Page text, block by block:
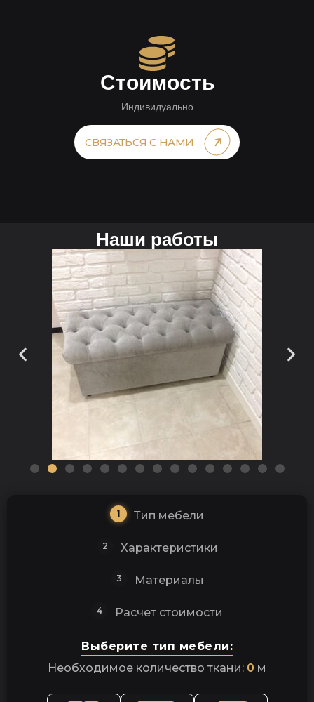
Стоимость
Индивидуально
СВЯЗАТЬСЯ С НАМИ
Наши работы
1 Тип мебели
2 Характеристики
3 Материалы
4 Расчет стоимости
Выберите тип мебели:
Необходимое количество ткани: 0 м